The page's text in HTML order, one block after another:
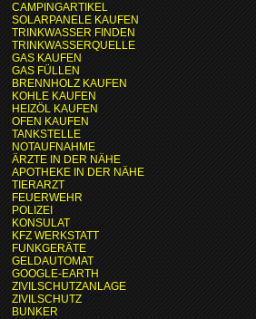
CAMPINGARTIKEL
SOLARPANELE KAUFEN
TRINKWASSER FINDEN
TRINKWASSERQUELLE
GAS KAUFEN
GAS FÜLLEN
BRENNHOLZ KAUFEN
KOHLE KAUFEN
HEIZÖL KAUFEN
OFEN KAUFEN
TANKSTELLE
NOTAUFNAHME
ÄRZTE IN DER NÄHE
APOTHEKE IN DER NÄHE
TIERARZT
FEUERWEHR
POLIZEI
KONSULAT
KFZ WERKSTATT
FUNKGERÄTE
GELDAUTOMAT
GOOGLE-EARTH
ZIVILSCHUTZANLAGE
ZIVILSCHUTZ
BUNKER